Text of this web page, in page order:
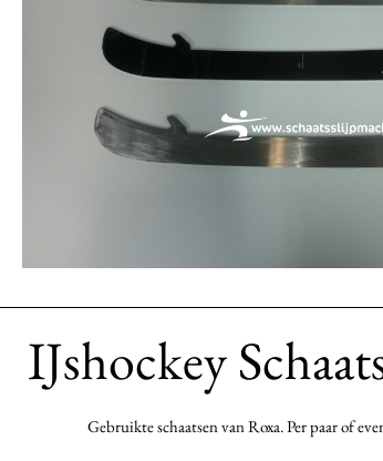
IJshockey
Gebruikte schaatsen van Roxa. Per paar of